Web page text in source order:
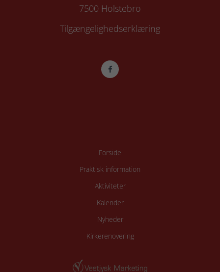
7500 Holstebro
Tilgængelighedserklæring
Forside
Praktisk information
Aktiviteter
Kalender
Nyheder
Kirkerenovering